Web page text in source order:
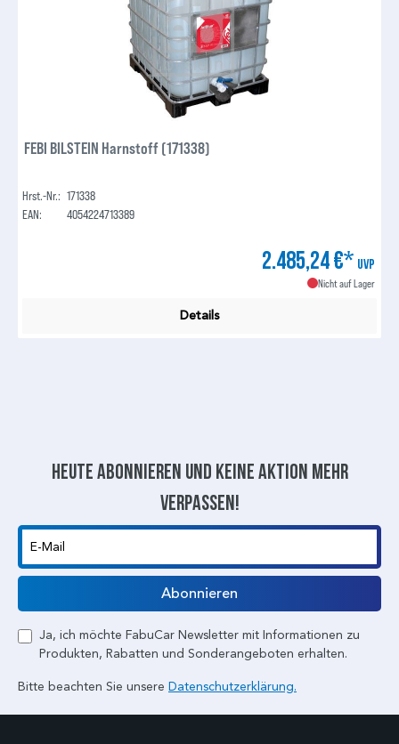
FEBI BILSTEIN Harnstoff (171338)
Hrst.-Nr.: 171338
EAN:
4054224713389
2.485,24 €* UVP
Nicht auf Lager
Details
Heute abonnieren und keine aktion mehr
verpassen!
E-Mail
Abonnieren
Ja, ich möchte FabuCar Newsletter mit Informationen zu
Produkten, Rabatten und Sonderangeboten erhalten.
Bitte beachten Sie unsere Datenschutzerklärung.